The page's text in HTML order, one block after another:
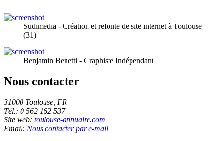
Sudimedia - Création et refonte de site internet à Toulouse
(31)
Benjamin Benetti - Graphiste Indépendant
Nous contacter
31000 Toulouse, FR
Tél.: 0 562 162 537
Site web: toulouse-annuaire.com
Email: Nous contacter par e-mail